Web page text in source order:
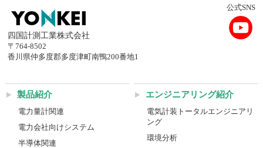
四国計測工業株式会社
〒764-8502
香川県仲多度郡多度津町南鴨200番地1
公式SNS
製品紹介
電力量計関連
電力会社向けシステム
半導体関連
エンジニアリング紹介
電気計装トータルエンジニアリ
ング
環境分析